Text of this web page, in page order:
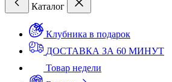
Каталог
Клубника в подарок
ДОСТАВКА ЗА 60 МИНУТ
Товар недели